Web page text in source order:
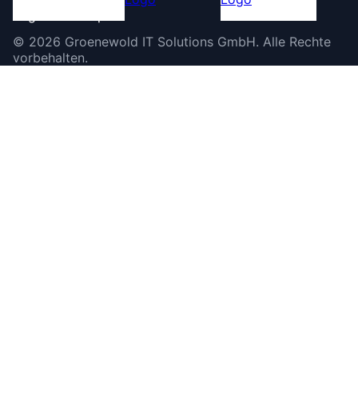
© 2026 Groenewold IT Solutions GmbH. Alle Rechte
vorbehalten.